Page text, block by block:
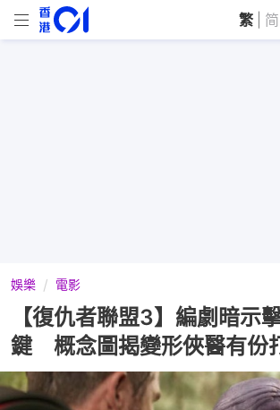
繁 简
娛樂 電影
【復仇者聯盟3】編劇暗示
鍵 概念圖揭變形俠醫有份